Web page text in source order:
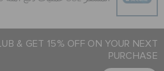
& GET 15% OFF ON YOUR NEXT
PURCHASE